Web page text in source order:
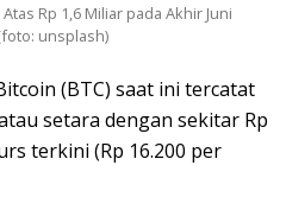
Rp 1,6 Miliar pada Akhir Juni
unsplash)
(BTC) saat ini tercatat
setara dengan sekitar Rp
terkini (Rp 16.200 per